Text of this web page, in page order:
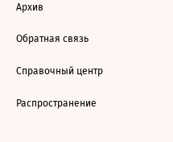
Архив
Обратная связь
Справочный центр
Распространение